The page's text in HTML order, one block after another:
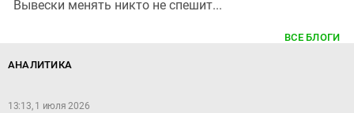
Вывески менять никто не спешит...
ВСЕ БЛОГИ
АНАЛИТИКА
13:13, 1 июля 2026